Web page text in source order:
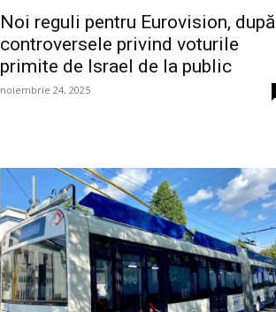
Noi reguli pentru Eurovision, după
controversele privind voturile
primite de Israel de la public
noiembrie 24, 2025